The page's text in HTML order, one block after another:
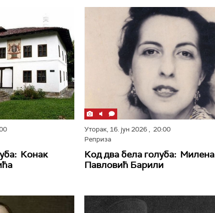
Конак
Уторак, 16. јун 2026, 20:00
Реприза
Код два бела голуба: Милена
Павловић Барили